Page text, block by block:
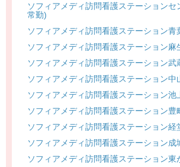
ソフィアメディ訪問看護ステーションセ
常勤)
ソフィアメディ訪問看護ステーション青
ソフィアメディ訪問看護ステーション麻
ソフィアメディ訪問看護ステーション武
ソフィアメディ訪問看護ステーション中
ソフィアメディ訪問看護ステーション池
ソフィアメディ訪問看護ステーション豊
ソフィアメディ訪問看護ステーション経
ソフィアメディ訪問看護ステーション成
ソフィアメディ訪問看護ステーション東